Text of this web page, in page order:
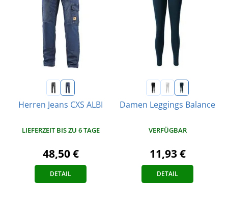
Herren Jeans CXS ALBI
LIEFERZEIT BIS ZU 6 TAGE
48,50 €
DETAIL
Damen Leggings Balance
VERFÜGBAR
11,93 €
DETAIL